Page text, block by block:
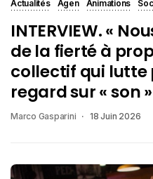
Actualités Agen Animations
INTERVIEW. «
de la fierté à
collectif qui lutte
regard sur « son
Marco Gasparini 18 Juin 2026